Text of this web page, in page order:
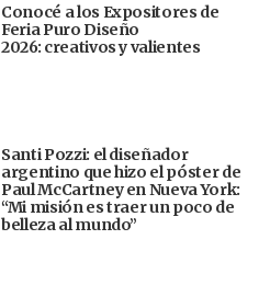
Conocé a los Expositores de
Feria Puro Diseño
2026: creativos y valientes
Santi Pozzi: el diseñador
argentino que hizo el póster de
Paul McCartney en Nueva York:
“Mi misión es traer un poco de
belleza al mundo”